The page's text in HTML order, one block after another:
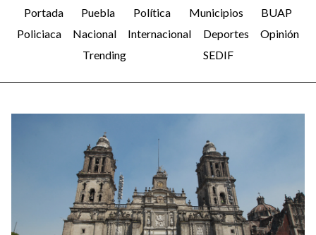
Portada Puebla Política Municipios
BUAP
Policiaca
Nacional Internacional Deportes
Opinión
Trending
SEDIF